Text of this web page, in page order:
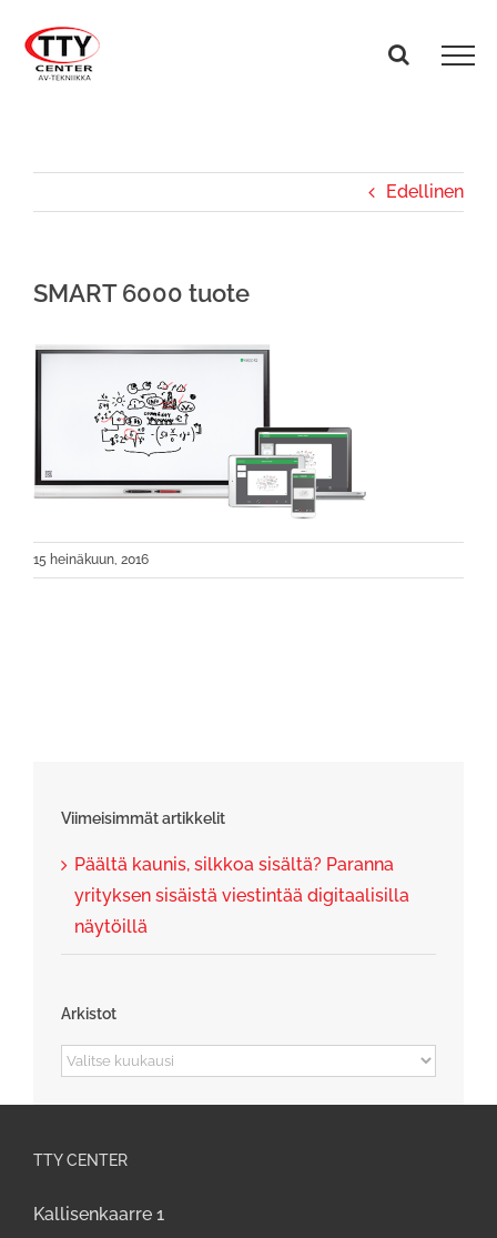
content
Edellinen
SMART 6000 tuote
15 heinäkuun, 2016
Viimeisimmät artikkelit
Päältä kaunis, silkkoa sisältä? Paranna
yrityksen sisäistä viestintää digitaalisilla
näytöillä
Arkistot
Arkistot
TTY CENTER
Kallisenkaarre 1